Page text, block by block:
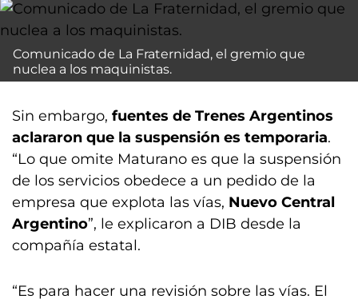
Comunicado de La Fraternidad, el gremio que
nuclea a los maquinistas.
Sin embargo, fuentes de Trenes Argentinos
aclararon que la suspensión es temporaria.
“Lo que omite Maturano es que la suspensión
de los servicios obedece a un pedido de la
empresa que explota las vías, Nuevo Central
Argentino”, le explicaron a DIB desde la
compañía estatal.
“Es para hacer una revisión sobre las vías. El